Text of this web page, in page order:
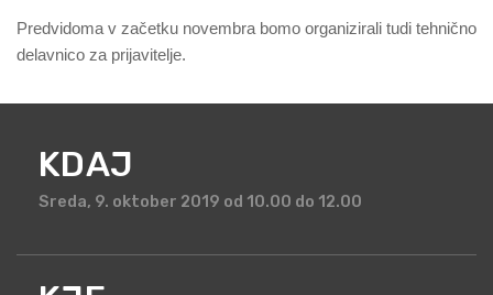
Predvidoma v začetku novembra bomo organizirali tudi tehnično
delavnico za prijavitelje.
KDAJ
Sreda, 9. oktober 2019 od 10.00 do 12.00